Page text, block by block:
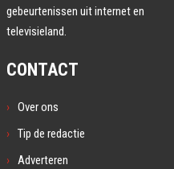
gebeurtenissen uit internet en
televisieland.
CONTACT
Over ons
Tip de redactie
Adverteren